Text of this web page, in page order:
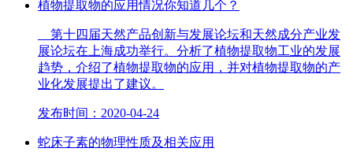
植物提取物的应用情况你知道几个？
第十四届天然产品创新与发展论坛和天然成分产业发
展论坛在上海成功举行。分析了植物提取物工业的发展
趋势，介绍了植物提取物的应用，并对植物提取物的产
业化发展提出了建议。
发布时间：2020-04-24
蛇床子素的物理性质及相关应用